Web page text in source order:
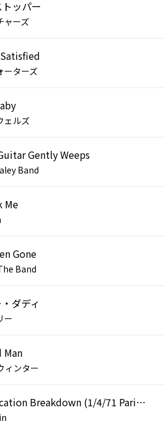
ッパー
ャーズ
ーターズ
ェルズ
Gently Weeps
Band
Me
Gone
Band
ダディ
ー
ィンター
Communication Breakdown (1/4/71 Paris Theatre)